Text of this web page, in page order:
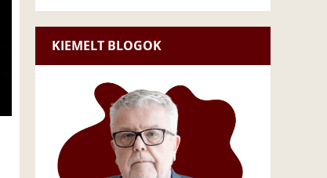
KIEMELT BLOGOK